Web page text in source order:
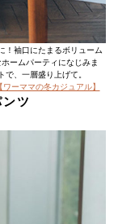
！袖口にたまるボリューム
ームパーティになじみま
、一層盛り上げて。
ーママの冬カジュアル】
ツ